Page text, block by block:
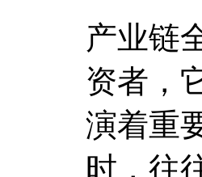
产业链
资者，
演着重
时，往